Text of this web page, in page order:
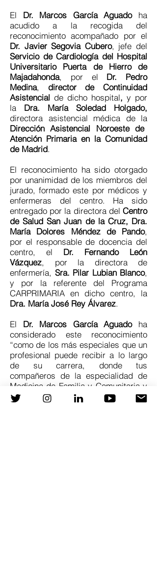
El Dr. Marcos García Aguadoha
acudido a la recogida del
reconocimiento acompañado por el
Dr. Javier Segovia Cubero, jefe del
Servicio de Cardiología del Hospital
Universitario Puerta de Hierro de
Majadahonda, por el Dr.
Pedro
Medina, director de Continuidad
Asistencial de dicho hospital, y por
la Dra. María Soledad Holgado,
directora asistencial médica de la
Dirección Asistencial Noroeste de
Atención Primaria en la Comunidad
de Madrid.
El reconocimiento ha sido otorgado
por unanimidad de los miembros del
jurado, formado este por médicos y
enfermeras del centro. Ha sido
entregado por la directora del Centro
de Salud San Juan de la Cruz, Dra.
María Dolores Méndez de Pando,
por el responsable de docencia del
centro, el Dr. Fernando León
Vázquez, por la directora de
enfermería, Sra. Pilar Lubian Blanco,
y por la referente del Programa
CARPRIMARIA en dicho centro, la
Dra. María José Rey Álvarez.
El Dr. Marcos García Aguado ha
considerado este reconocimiento
“como de los más especiales que un
profesional puede recibir a lo largo
de su carrera, donde tus
compañeros de la especialidad de
Medicina de Familia y Comunitaria y
de la enfermería de Atención